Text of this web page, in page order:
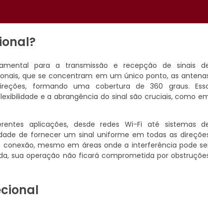
para a transmissão e recepção de sinais
que se concentram em um único ponto, as
formando uma cobertura de 360 graus.
e a abrangência do sinal são cruciais, como
aplicações, desde redes Wi-Fi até sistemas
de fornecer um sinal uniforme em todas as
mesmo em áreas onde a interferência pode
sua operação não ficará comprometida por